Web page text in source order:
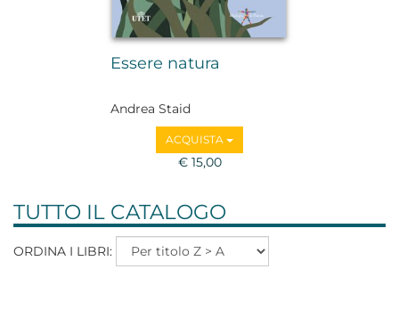
Essere natura
Andrea Staid
ACQUISTA
€ 15,00
TUTTO IL CATALOGO
ORDINA I LIBRI: